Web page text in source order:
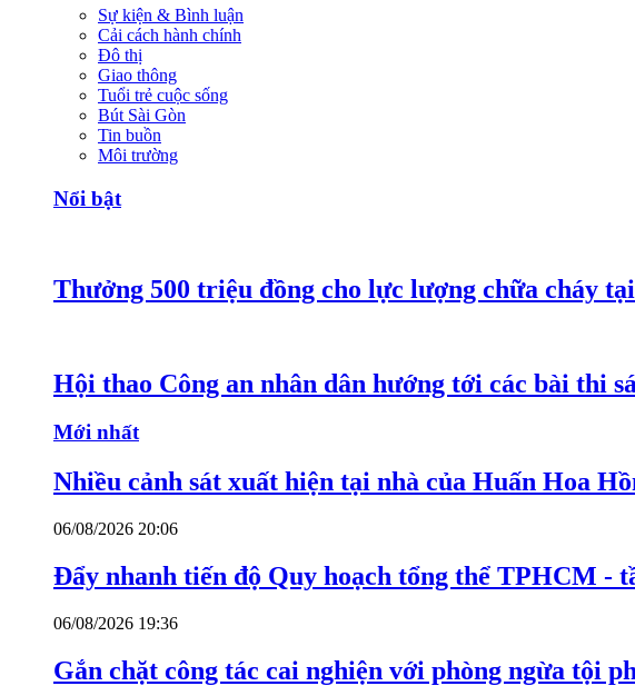
Sự kiện & Bình luận
Cải cách hành chính
Đô thị
Giao thông
Tuổi trẻ cuộc sống
Bút Sài Gòn
Tin buồn
Môi trường
Nổi bật
Thưởng 500 triệu đồng cho lực lượng chữa cháy
Hội thao Công an nhân dân hướng tới các bài thi
Mới nhất
Nhiều cảnh sát xuất hiện tại nhà của Huấn Hoa
06/08/2026 20:06
Đẩy nhanh tiến độ Quy hoạch tổng thể TPHCM -
06/08/2026 19:36
Gắn chặt công tác cai nghiện với phòng ngừa tội